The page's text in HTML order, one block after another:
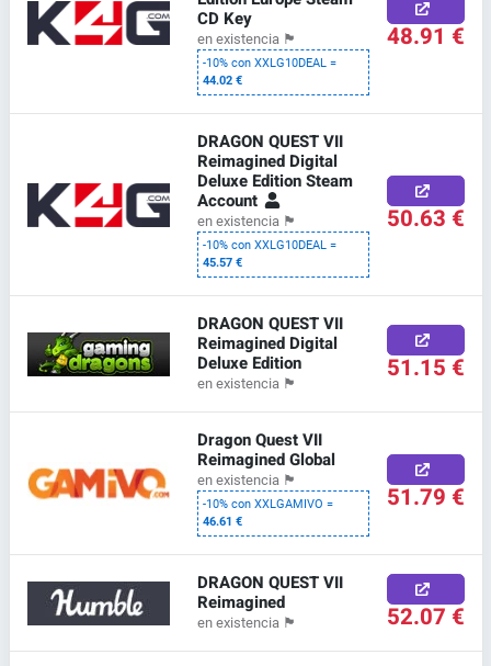
CD Key
en existencia 🏴
-10% con XXLG10DEAL =
44.02 €
48.91 €
DRAGON QUEST VII
Reimagined Digital
Deluxe Edition Steam
Account
en existencia 🏴
-10% con XXLG10DEAL =
45.57 €
50.63 €
DRAGON QUEST VII
Reimagined Digital
Deluxe Edition
en existencia 🏴 51.15 €
Dragon Quest VII
Reimagined Global
en existencia 🏴
-10% con XXLGAMIVO =
46.61 €
51.79 €
DRAGON QUEST VII
Reimagined
en existencia 🏴 52.07 €